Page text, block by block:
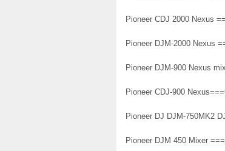
Pioneer CDJ 2000 Nexus
Pioneer DJM-2000 Nexus
Pioneer DJM-900 Nexus
Pioneer CDJ-900
Pioneer DJ DJM-750MK2
Pioneer DJM 450 Mixer